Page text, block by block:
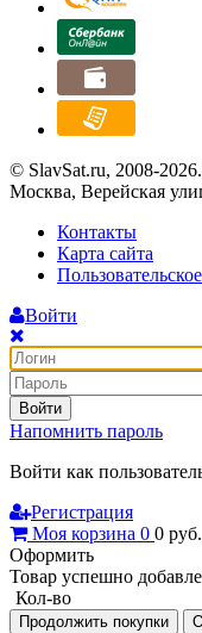
© SlavSat.ru, 2008-
Москва, Верейская
Контакты
Карта сайта
Войти
Войти
Напомнить пароль
Войти как
Регистрация
Моя корзина 0 0 руб.
Оформить
Товар успешно
Кол-во
Продолжить покупки